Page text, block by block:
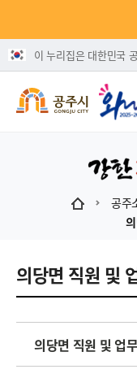
이 누리집은 대한민국
공주
의당면 직원 및
의당면 직원 및 업